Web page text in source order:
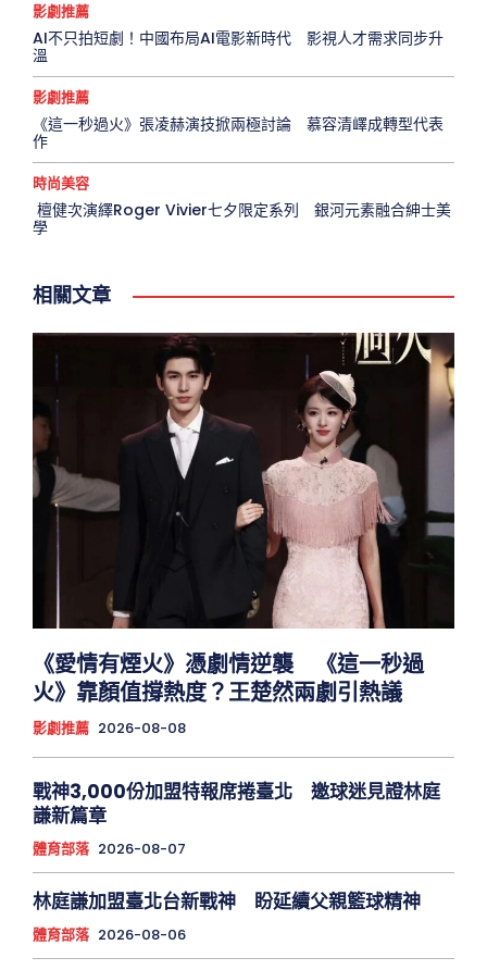
影劇推薦
AI不只拍短劇！中國布局AI電影新時代 影視人才需求同步升
溫
影劇推薦
《這一秒過火》張凌赫演技掀兩極討論 慕容清嶧成轉型代表
作
時尚美容
檀健次演繹Roger Vivier七夕限定系列 銀河元素融合紳士美
學
相關文章
《愛情有煙火》憑劇情逆襲 《這一秒過
火》靠顏值撐熱度？王楚然兩劇引熱議
影劇推薦 2026-08-08
戰神3,000份加盟特報席捲臺北 邀球迷見證林庭
謙新篇章
體育部落 2026-08-07
林庭謙加盟臺北台新戰神 盼延續父親籃球精神
體育部落 2026-08-06